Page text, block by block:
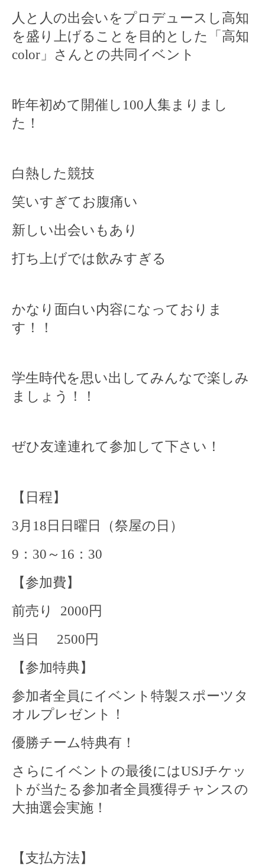
人と人の出会いをプロデュースし高知
を盛り上げることを目的とした「高知
color 」さんとの共同イベント
昨年初めて開催し 100人集まりまし
た！
白熱した競技
笑いすぎてお腹痛い
新しい出会いもあり
打ち上げでは飲みすぎる
かなり面白い内容になっておりま
す！！
学生時代を思い出してみんなで楽しみ
ましょう！！
ぜひ友達連れて参加して下さい！
【日程】
3 月 18 日日曜日（祭屋の日）
9 ： 30 ～ 16 ： 30
【参加費】
前売り
2000 円
当日
2500 円
【参加特典】
参加者全員にイベント特製スポーツタ
オルプレゼント！
優勝チーム特典有！
さらにイベントの最後にはUSJチケッ
トが当たる参加者全員獲得チャンスの
大抽選会実施！
【支払方法】